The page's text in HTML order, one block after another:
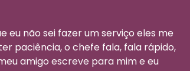
eu não sei fazer um serviço eles me
paciência, o chefe fala, fala rápido,
amigo escreve para mim e eu